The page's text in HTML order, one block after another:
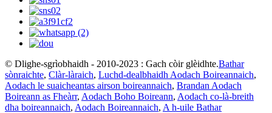
© Dlighe-sgrìobhaidh - 2010-2023 : Gach còir glèidhte.Bathar
sònraichte, Clàr-làraich, Luchd-dealbhaidh Aodach Boireannaich,
Aodach le suaicheantas airson boireannaich, Brandan Aodach
Boireann as Fheàrr, Aodach Boho Boireann, Aodach co-là-breith
dha boireannaich, Aodach Boireannaich, A h-uile Bathar